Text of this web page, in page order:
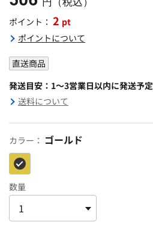
ポイント： 2 pt
ポイントについて
直送商品
発送目安：1～3営業日以内に発送予定
送料について
カラー： ゴールド
数量